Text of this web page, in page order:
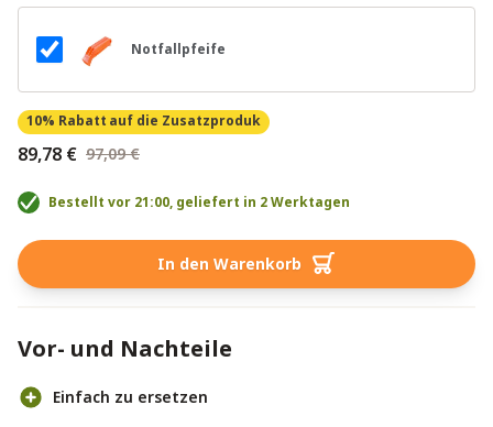
Notfallpfeife
10% Rabatt auf die Zusatzproduk
89,78 € 97,09 €
Bestellt vor 21:00, geliefert in 2 Werktagen
In den Warenkorb
Vor- und Nachteile
Einfach zu ersetzen